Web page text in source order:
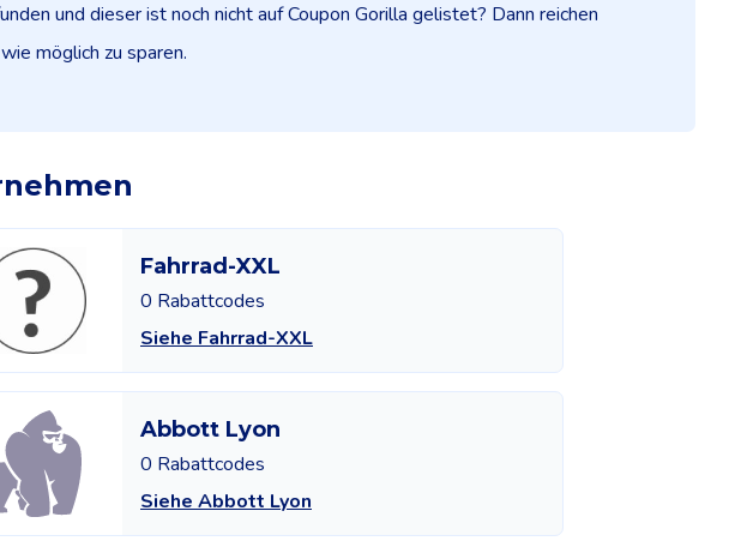
und dieser ist noch nicht auf Coupon Gorilla gelistet? Dann reichen
möglich zu sparen.
Fahrrad-XXL
0 Rabattcodes
Siehe Fahrrad-XXL
Abbott Lyon
0 Rabattcodes
Siehe Abbott Lyon